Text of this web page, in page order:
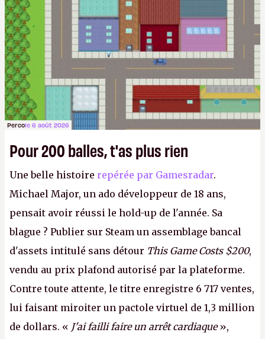
Percole 6 août 2026
Pour 200 balles, t'as plus rien
Une belle histoire repérée par Gamesradar.
Michael Major, un ado développeur de 18 ans,
pensait avoir réussi le hold-up de l'année. Sa
blague ? Publier sur Steam un assemblage bancal
d'assets intitulé sans détour This Game Costs $200,
vendu au prix plafond autorisé par la plateforme.
Contre toute attente, le titre enregistre 6 717 ventes,
lui faisant miroiter un pactole virtuel de 1,3 million
de dollars. « J'ai failli faire un arrêt cardiaque»,